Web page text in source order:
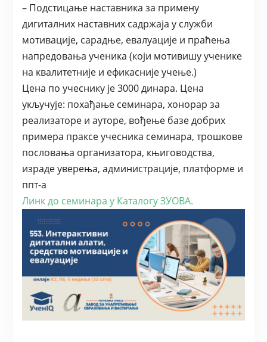
– Подстицање наставника за примену
дигиталних наставних садржаја у служби
мотивације, сарадње, евалуације и праћења
напредовања ученика (који мотивишу ученике
на квалитетније и ефикасније учење.)
Цена по учеснику је 3000 динара. Цена
укључује: похађање семинара, хонорар за
реализаторе и ауторе, вођење базе добрих
примера праксе учесника семинара, трошкове
пословања организатора, књиговодства,
израде уверења, администрације, платформе и
ппт-а
Линк до семинара у Каталогу ЗУОВА.